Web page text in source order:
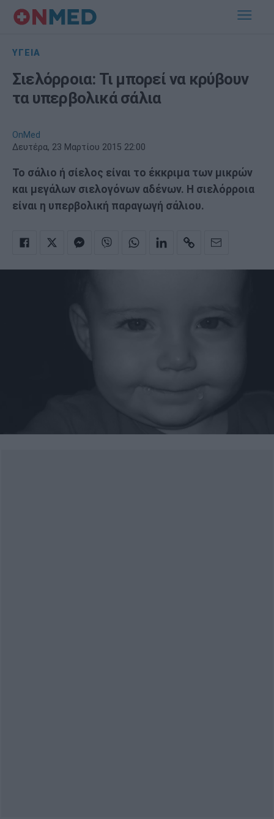
ΥΓΕΙΑ
Σιελόρροια: Τι μπορεί να κρύβουν
τα υπερβολικά σάλια
OnMed
Δευτέρα, 23 Μαρτίου 2015 22:00
Το σάλιο ή σίελος είναι το έκκριμα των μικρών
και μεγάλων σιελογόνων αδένων. Η σιελόρροια
είναι η υπερβολική παραγωγή σάλιου.